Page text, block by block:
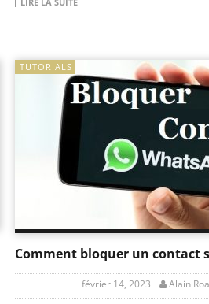
TUTORIALS
Comment bloquer un contact
février 14, 2023 Alain